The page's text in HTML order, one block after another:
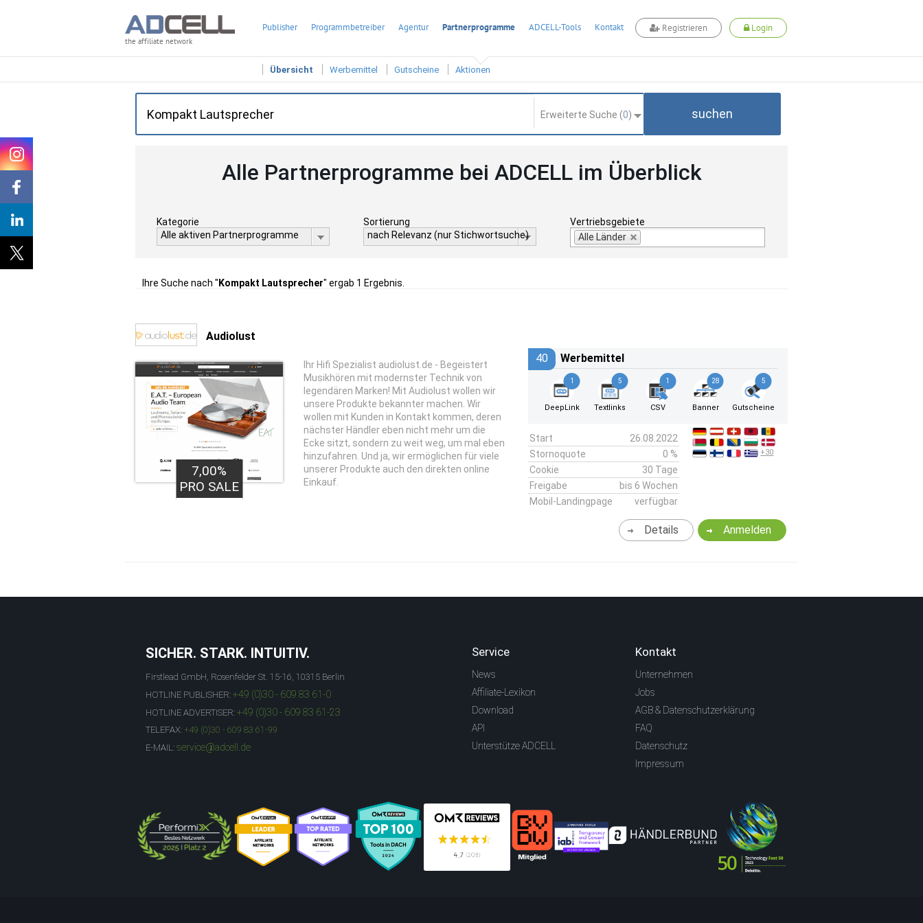
the affiliate network
Publisher Programmbetreiber Agentur Partnerprogramme ADCELL-Tools Kontakt Registrieren Login
Übersicht Werbemittel Gutscheine Aktionen
Erweiterte Suche (0) suchen
Alle Partnerprogramme bei ADCELL im Überblick
Kategorie
Alle aktiven Partnerprogramme
Sortierung
nach Relevanz (nur Stichwortsuche)
Vertriebsgebiete
Alle Länder
Ihre Suche nach " Kompakt Lautsprecher" ergab 1 Ergebnis.
Audiolust
7,00%
PRO SALE
Ihr Hifi Spezialist audiolust.de - Begeistert
Musikhören mit modernster Technik von
legendären Marken! Mit Audiolust wollen wir
unsere Produkte bekannter machen. Wir
wollen mit Kunden in Kontakt kommen, deren
nächster Händler eben nicht mehr um die
Ecke sitzt, sondern zu weit weg, um mal eben
hinzufahren. Und ja, wir ermöglichen für viele
unserer Produkte auch den direkten online
Einkauf.
40 Werbemittel
1
DeepLink
5
Textlinks
1
CSV
28
Banner
5
Gutscheine
Start
26.08.2022
Stornoquote
0 %
Cookie
30 Tage
Freigabe
bis 6 Wochen
Mobil-Landingpage
verfügbar
+30
Anmelden
Details
SICHER. STARK. INTUITIV.
Firstlead GmbH, Rosenfelder St. 15-16, 10315 Berlin
HOTLINE PUBLISHER: +49 (0)30 - 609 83 61-0
HOTLINE ADVERTISER: +49 (0)30 - 609 83 61-23
TELEFAX: +49 (0)30 - 609 83 61-99
E-MAIL: service@adcell.de
Service
News
Affiliate-Lexikon
Download
API
Unterstütze ADCELL
Kontakt
Unternehmen
Jobs
AGB & Datenschutzerklärung
FAQ
Datenschutz
Impressum